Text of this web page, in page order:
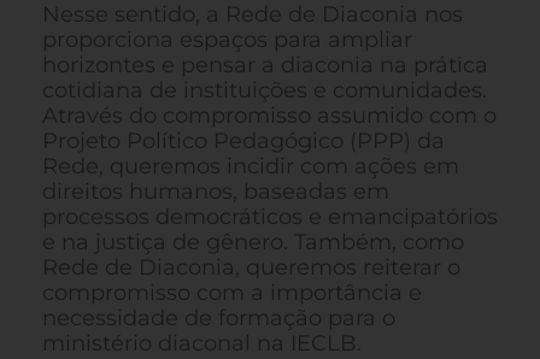
Nesse sentido, a Rede de Diaconia nos
proporciona espaços para ampliar
horizontes e pensar a diaconia na prática
cotidiana de instituições e comunidades.
Através do compromisso assumido com o
Projeto Político Pedagógico (PPP) da
Rede, queremos incidir com ações em
direitos humanos, baseadas em
processos democráticos e emancipatórios
e na justiça de gênero. Também, como
Rede de Diaconia, queremos reiterar o
compromisso com a importância e
necessidade de formação para o
ministério diaconal na IECLB.